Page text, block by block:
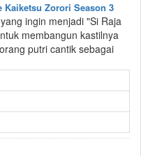
Zorori Season 3
ingin menjadi "Si Raja
membangun kastilnya
putri cantik sebagai